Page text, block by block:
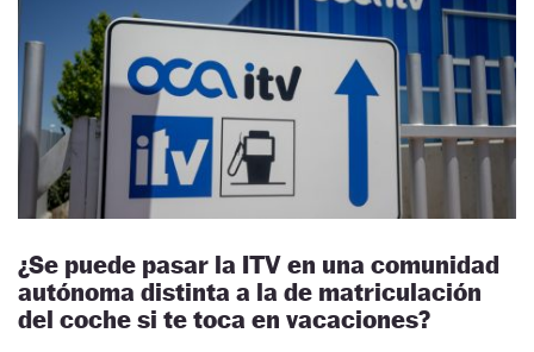
¿Se puede pasar la ITV en una comunidad
autónoma distinta a la de matriculación
del coche si te toca en vacaciones?